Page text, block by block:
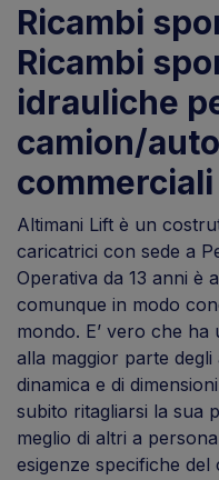
Ricambi
Ricambi
idrauliche
camion/
commerciali
Altimani Lift è un
caricatrici con sede a
Operativa da 13 anni è
comunque in modo
mondo. E’ vero che
alla maggior parte
dinamica e di
subito ritagliarsi la sua
meglio di altri a
esigenze specifiche